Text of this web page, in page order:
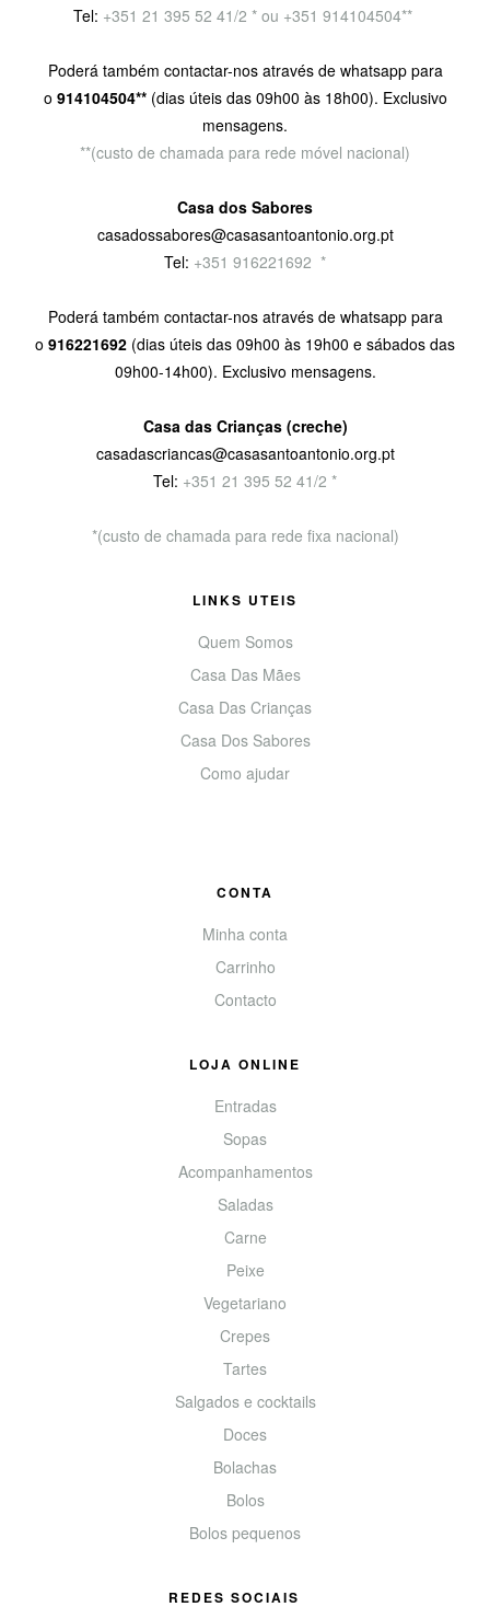
Tel: +351 21 395 52 41/2 * ou +351 914104504**
Poderá também contactar-nos através de whatsapp para
o 914104504** (dias úteis das 09h00 às 18h00). Exclusivo
mensagens.
**(custo de chamada para rede móvel nacional)
Casa dos Sabores
casadossabores@casasantoantonio.org.pt
Tel: +351 916221692 *
Poderá também contactar-nos através de whatsapp para
o 916221692 (dias úteis das 09h00 às 19h00 e sábados das
09h00-14h00). Exclusivo mensagens.
Casa das Crianças (creche)
casadascriancas@casasantoantonio.org.pt
Tel: +351 21 395 52 41/2 *
*(custo de chamada para rede fixa nacional)
LINKS UTEIS
Quem Somos
Casa Das Mães
Casa Das Crianças
Casa Dos Sabores
Como ajudar
CONTA
Minha conta
Carrinho
Contacto
LOJA ONLINE
Entradas
Sopas
Acompanhamentos
Saladas
Carne
Peixe
Vegetariano
Crepes
Tartes
Salgados e cocktails
Doces
Bolachas
Bolos
Bolos pequenos
REDES SOCIAIS